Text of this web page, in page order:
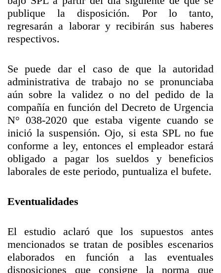
publique la disposición. Por lo tanto,
regresarán a laborar y recibirán sus haberes
respectivos.
Se puede dar el caso de que la autoridad
administrativa de trabajo no se pronunciaba
aún sobre la validez o no del pedido de la
compañía en función del Decreto de Urgencia
N° 038-2020 que estaba vigente cuando se
inició la suspensión. Ojo, si esta SPL no fue
conforme a ley, entonces el empleador estará
obligado a pagar los sueldos y beneficios
laborales de este periodo, puntualiza el bufete.
Eventualidades
El estudio aclaró que los supuestos antes
mencionados se tratan de posibles escenarios
elaborados en función a las eventuales
disposiciones que consigne la norma que